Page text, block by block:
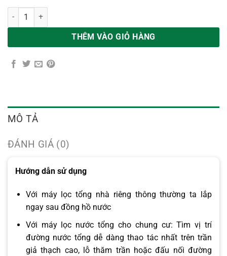
Bộ lọc tổng đầu nguồn SH-3000 PLUS số lượng
THÊM VÀO GIỎ HÀNG
MÔ TẢ
ĐÁNH GIÁ (0)
Hướng dẫn sử dụng
Với máy lọc tổng nhà riêng thông thường ta lắp
ngay sau đồng hồ nước
Với máy lọc nước tổng cho chung cư: Tìm vị trí
đường nước tổng dễ dàng thao tác nhất trên trần
giả thạch cao, lỗ thăm trần hoặc đấu nối đường